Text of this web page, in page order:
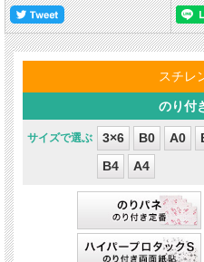
3×6 B0 A0
B4
A4